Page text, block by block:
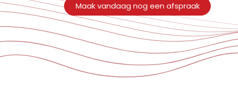
​Maak vandaag nog een afspraak